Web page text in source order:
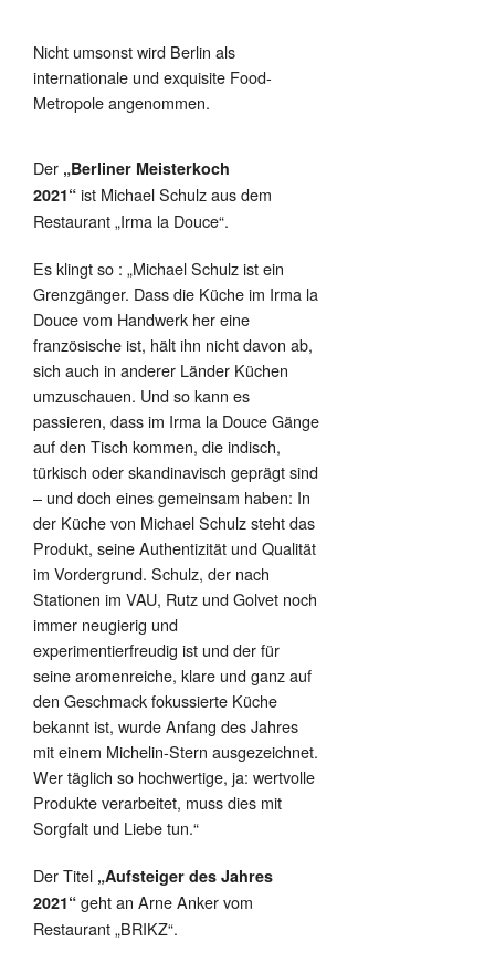
Nicht umsonst wird Berlin als
internationale und exquisite Food-
Metropole angenommen.
Der „Berliner Meisterkoch
2021“ ist Michael Schulz aus dem
Restaurant „Irma la Douce“.
Es klingt so : „Michael Schulz ist ein
Grenzgänger. Dass die Küche im Irma la
Douce vom Handwerk her eine
französische ist, hält ihn nicht davon ab,
sich auch in anderer Länder Küchen
umzuschauen. Und so kann es
passieren, dass im Irma la Douce Gänge
auf den Tisch kommen, die indisch,
türkisch oder skandinavisch geprägt sind
– und doch eines gemeinsam haben: In
der Küche von Michael Schulz steht das
Produkt, seine Authentizität und Qualität
im Vordergrund. Schulz, der nach
Stationen im VAU, Rutz und Golvet noch
immer neugierig und
experimentierfreudig ist und der für
seine aromenreiche, klare und ganz auf
den Geschmack fokussierte Küche
bekannt ist, wurde Anfang des Jahres
mit einem Michelin-Stern ausgezeichnet.
Wer täglich so hochwertige, ja: wertvolle
Produkte verarbeitet, muss dies mit
Sorgfalt und Liebe tun.“
Der Titel „Aufsteiger des Jahres
2021“ geht an Arne Anker vom
Restaurant „BRIKZ“.